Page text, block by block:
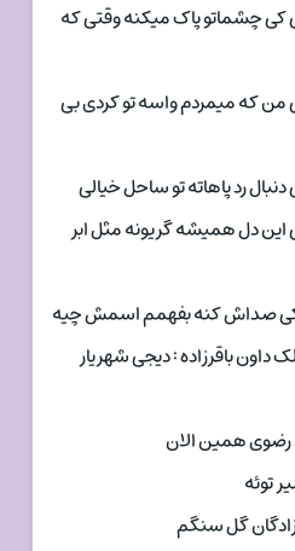
کی چشماتو پاک میکنه وقتی که
من که میمردم واسه تو کردی بی
رد پاهاته تو ساحل خیالی
این دل همیشه گریونه مثل ابر
یکی صداش کنه بفهمم اسمش چیه
داون باقرزاده : دیجی شهریار
رضوی همین الان
توئه
گل سنگم